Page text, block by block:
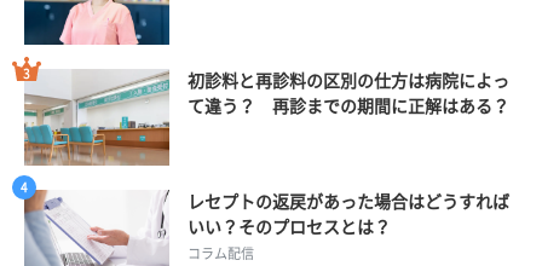
初診料と再診料の区別の仕方は病院によっ
て違う？ 再診までの期間に正解はある？
レセプトの返戻があった場合はどうすれば
いい？そのプロセスとは？
コラム配信